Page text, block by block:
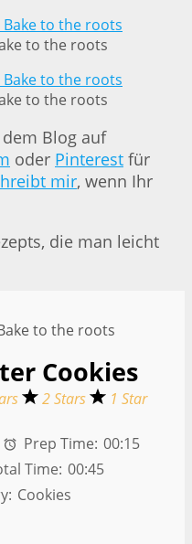
to the roots
to the roots
Blog auf
oder Pinterest für
mir, wenn Ihr
die man leicht
Cookies
2 Stars 1 Star
Prep Time: 00:15
Time: 00:45
Cookies